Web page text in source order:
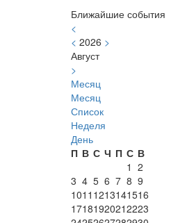
Ближайшие события
<
< 2026 >
Август
>
Месяц
Месяц
Список
Неделя
День
П В С Ч П С В
1 2
3 4 5 6 7 8 9
1011 1213141516
17181920212223